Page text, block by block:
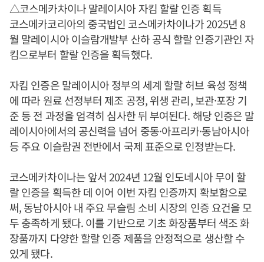
△코스메카차이나 말레이시아 자킴 할랄 인증 획득
코스메카코리아의 중국법인 코스메카차이나가 2025년 8
월 말레이시아 이슬람개발부 산하 공식 할랄 인증기관인 자
킴으로부터 할랄 인증을 획득했다.
자킴 인증은 말레이시아 정부의 세계 할랄 허브 육성 정책
에 따라 원료 선정부터 제조 공정, 위생 관리, 보관·포장 기
준 등 전 과정을 엄격히 심사한 뒤 부여된다. 해당 인증은 말
레이시아에서의 공신력을 넘어 중동·아프리카·동남아시아
등 주요 이슬람권 전반에서 국제 표준으로 인정받는다.
코스메카차이나는 앞서 2024년 12월 인도네시아 무이 할
랄 인증을 획득한 데 이어 이번 자킴 인증까지 확보함으로
써, 동남아시아 내 주요 무슬림 소비 시장의 인증 요건을 모
두 충족하게 됐다. 이를 기반으로 기초 화장품부터 색조 화
장품까지 다양한 할랄 인증 제품을 안정적으로 생산할 수
있게 됐다.